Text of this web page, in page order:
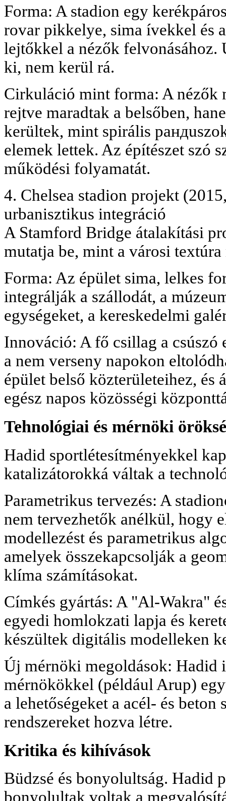
Forma: A stadion egy
rovar pikkelye, sima ívekkel és
lejtőkkel a nézők
ki, nem kerül rá.
Cirkuláció mint forma: A nézők
rejtve maradtak a belsőben,
kerültek, mint spirális
elemek lettek. Az építészet szó
működési folyamatát.
4. Chelsea stadion projekt
urbanisztikus integráció
A Stamford Bridge átalakítási
mutatja be, mint a városi textúra
Forma: Az épület sima, lelkes
integrálják a szállodát, a
egységeket, a kereskedelmi
Innováció: A fő csillag a csúszó
a nem verseny napokon
épület belső közterületeihez, és
egész napos közösségi
Tehnológiai és mérnöki
Hadid sportlétesítményekkel
katalizátorokká váltak a
Parametrikus tervezés: A
nem tervezhetők anélkül, hogy
modellezést és parametrikus
amelyek összekapcsolják a
klíma számításokat.
Címkés gyártás: A "Al-Wakra"
egyedi homlokzati lapja és
készültek digitális modelleken
Új mérnöki megoldások: Hadid
mérnökökkel (például Arup)
a lehetőségeket a acél- és
rendszereket hozva létre.
Kritika és kihívások
Büdzsé és bonyolultság. Hadid
bonyolultak voltak a